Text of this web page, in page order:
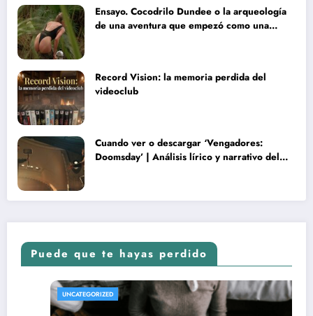
Ensayo. Cocodrilo Dundee o la arqueología
de una aventura que empezó como una
Record Vision: la memoria perdida del
videoclub
Cuando ver o descargar ‘Vengadores:
Doomsday’ | Análisis lírico y narrativo del
Puede que te hayas perdido
REVISTA DE CINE | NOTICIAS, IMÁGENES,
UNCATEGORIZED